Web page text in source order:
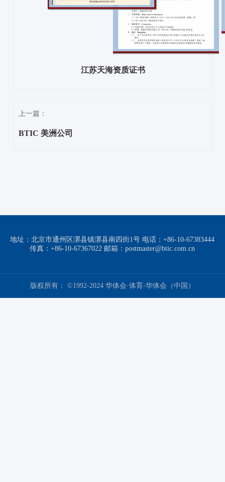
江苏天海资质证书
上一篇：
BTIC 美洲公司
地址：北京市通州区漷县镇漷县南四街1号 电话：+86-10-67383444
传真：+86-10-67367022 邮箱：postmaster@btic.com.cn
版权所有： ©1992-2024 华体会·体育-华体会（中国）